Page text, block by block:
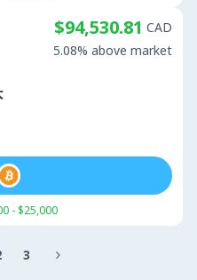
$94,530.81 CAD
5.08% above market
- $25,000
3 